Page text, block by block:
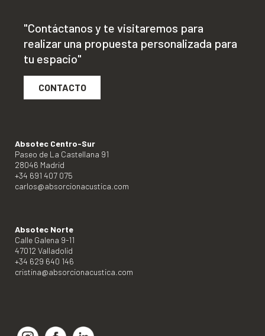
"Contáctanos y te visitaremos para
realizar una propuesta personalizada para
tu espacio"
CONTACTO
Absotec Centro-Sur
Paseo de La Castellana 91
28046 Madrid
+34 691 407 075
carlos@absorcionacustica.com
Absotec Norte
Calle Galena 9-11
47012 Valladolid
+34 629 640 146
cristina@absorcionacustica.com